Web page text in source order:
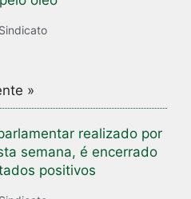
»
realizado por
semana, é encerrado
positivos